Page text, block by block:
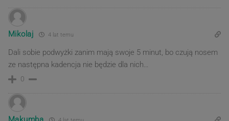
Mikolaj 4 lat temu
Dali sobie podwyżki zanim mają swoje 5 minut, bo czują nosem
ze następna kadencja nie będzie dla nich…
0